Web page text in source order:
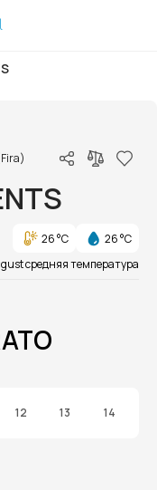
26 °C
26 °C
средняя температура
12 13 14